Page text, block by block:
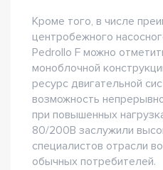
Кроме того, в числе
центробежного
Pedrollo F можно
моноблочной
ресурс двигательной
возможность
при повышенных
80/200B заслужили
специалистов отрасли
обычных потребителей.